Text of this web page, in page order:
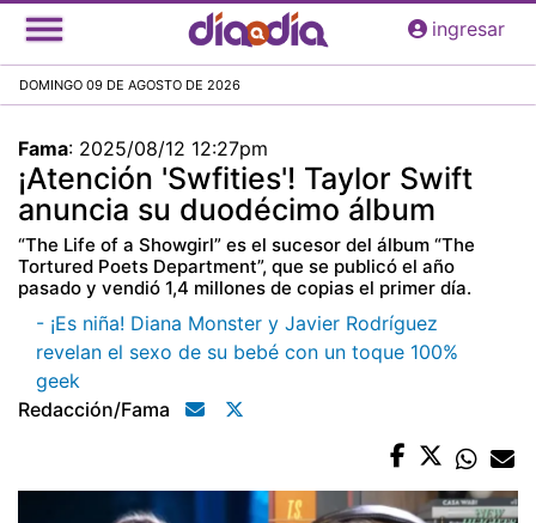
Pasar
al
principal
ingresar
DOMINGO 09 DE AGOSTO DE 2026
Fama: 2025/08/12 12:27pm
¡Atención 'Swfities'! Taylor Swift
anuncia su duodécimo álbum
“The Life of a Showgirl” es el sucesor del álbum “The
Tortured Poets Department”, que se publicó el año
pasado y vendió 1,4 millones de copias el primer día.
- ¡Es niña! Diana Monster y Javier Rodríguez
revelan el sexo de su bebé con un toque 100%
geek
Redacción/fama